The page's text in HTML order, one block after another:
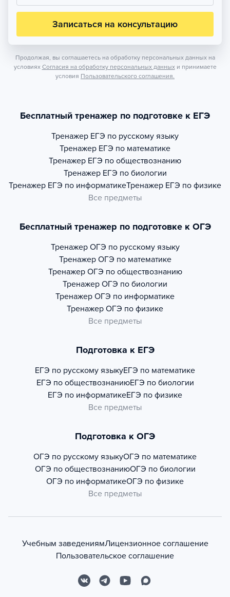
Записаться на консультацию
Продолжая, вы соглашаетесь на обработку персональных данных на
условиях Согласия на обработку персональных данных и принимаете
условия Пользовательского соглашения.
Бесплатный тренажер по подготовке к ЕГЭ
Тренажер ЕГЭ по русскому языку
Тренажер ЕГЭ по математике
Тренажер ЕГЭ по обществознанию
Тренажер ЕГЭ по биологии
Тренажер ЕГЭ по информатикеТренажер ЕГЭ по физике
Все предметы
Бесплатный тренажер по подготовке к ОГЭ
Тренажер ОГЭ по русскому языку
Тренажер ОГЭ по математике
Тренажер ОГЭ по обществознанию
Тренажер ОГЭ по биологии
Тренажер ОГЭ по информатике
Тренажер ОГЭ по физике
Все предметы
Подготовка к ЕГЭ
ЕГЭ по русскому языкуЕГЭ по математике
ЕГЭ по обществознаниюЕГЭ по биологии
ЕГЭ по информатикеЕГЭ по физике
Все предметы
Подготовка к ОГЭ
ОГЭ по русскому языкуОГЭ по математике
ОГЭ по обществознаниюОГЭ по биологии
ОГЭ по информатикеОГЭ по физике
Все предметы
Учебным заведениямЛицензионное соглашение
Пользовательское соглашение